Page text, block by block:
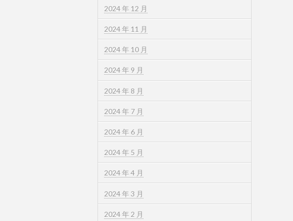
2024 年 12 月
2024 年 11 月
2024 年 10 月
2024 年 9 月
2024 年 8 月
2024 年 7 月
2024 年 6 月
2024 年 5 月
2024 年 4 月
2024 年 3 月
2024 年 2 月